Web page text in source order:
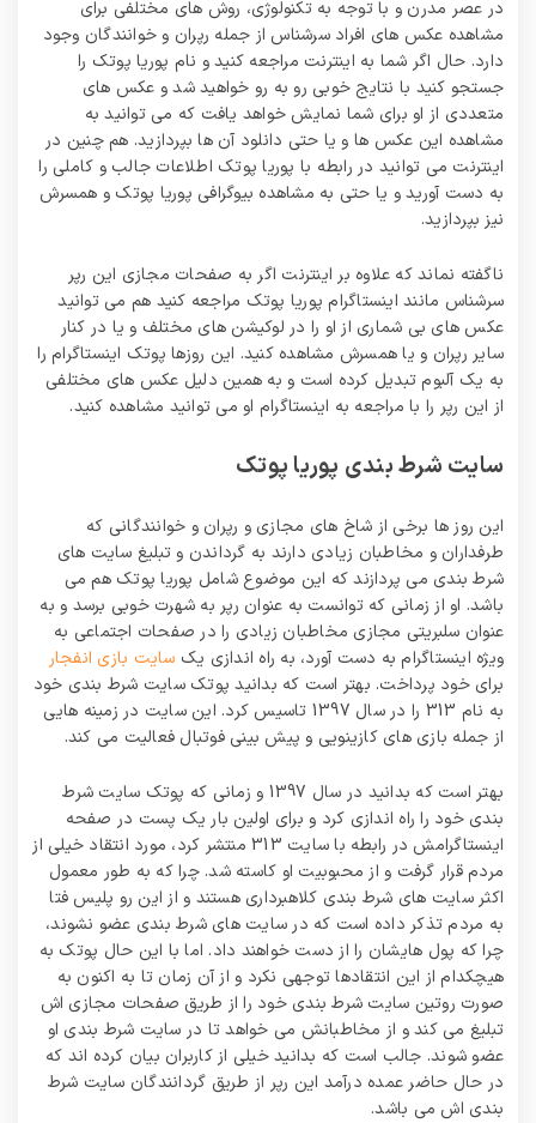
میلیون تومان
در عصر مدرن و با توجه به تکنولوژی، روش های مختلفی برای
مشاهده عکس های افراد سرشناس از جمله رپران و خوانندگان وجود
دارد. حال اگر شما به اینترنت مراجعه کنید و نام پوریا پوتک را
جستجو کنید با نتایج خوبی رو به رو خواهید شد و عکس های
متعددی از او برای شما نمایش خواهد یافت که می توانید به
مشاهده این عکس ها و یا حتی دانلود آن ها بپردازید. هم چنین در
اینترنت می توانید در رابطه با پوریا پوتک اطلاعات جالب و کاملی را
به دست آورید و یا حتی به مشاهده بیوگرافی پوریا پوتک و همسرش
نیز بپردازید.
ناگفته نماند که علاوه بر اینترنت اگر به صفحات مجازی این رپر
سرشناس مانند اینستاگرام پوریا پوتک مراجعه کنید هم می توانید
عکس های بی شماری از او را در لوکیشن های مختلف و یا در کنار
سایر رپران و یا همسرش مشاهده کنید. این روزها پوتک اینستاگرام را
به یک آلبوم تبدیل کرده است و به همین دلیل عکس های مختلفی
از این رپر را با مراجعه به اینستاگرام او می توانید مشاهده کنید.
سایت شرط بندی پوریا پوتک
این روز ها برخی از شاخ های مجازی و رپران و خوانندگانی که
طرفداران و مخاطبان زیادی دارند به گرداندن و تبلیغ سایت های
شرط بندی می‌ پردازند که این موضوع شامل پوریا پوتک هم می
باشد. او از زمانی که توانست به عنوان رپر به شهرت خوبی برسد و به
عنوان سلبریتی مجازی مخاطبان زیادی را در صفحات اجتماعی به
ویژه اینستاگرام به دست آورد، به راه اندازی یک سایت بازی انفجار
برای خود پرداخت. بهتر است که بدانید پوتک سایت شرط بندی خود
به نام 313 را در سال 1397 تاسیس کرد. این سایت در زمینه هایی
از جمله بازی های کازینویی و پیش‌ بینی فوتبال فعالیت می کند.
بهتر است که بدانید در سال 1397 و زمانی که پوتک سایت شرط
بندی خود را راه اندازی کرد و برای اولین بار یک پست در صفحه
اینستاگرامش در رابطه با سایت 313 منتشر کرد، مورد انتقاد خیلی از
مردم قرار گرفت و از محبوبیت او کاسته شد. چرا که به طور معمول
اکثر سایت های شرط بندی کلاهبرداری هستند و از این رو پلیس فتا
به مردم تذکر داده است که در سایت های شرط بندی عضو نشوند،
چرا که پول هایشان را از دست خواهند داد. اما با این حال پوتک به
هیچکدام از این انتقادها توجهی نکرد و از آن زمان تا به اکنون به
صورت روتین سایت شرط بندی خود را از طریق صفحات مجازی اش
تبلیغ می‌ کند و از مخاطبانش می خواهد تا در سایت شرط بندی او
عضو شوند. جالب است که بدانید خیلی از کاربران بیان کرده اند که
در حال حاضر عمده درآمد این رپر از طریق گردانندگان سایت‌ شرط‌
بندی اش می باشد.